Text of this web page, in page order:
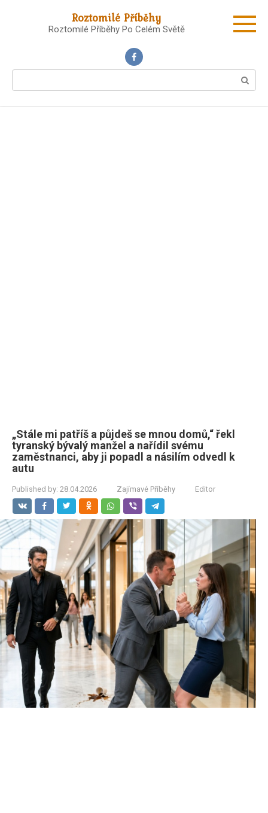
Roztomilé Příběhy
Roztomilé Příběhy Po Celém Světě
„Stále mi patříš a půjdeš se mnou domů,“ řekl
tyranský bývalý manžel a nařídil svému
zaměstnanci, aby ji popadl a násilím odvedl k
autu
Published by: 28.04.2026 Zajímavé Příběhy Editor